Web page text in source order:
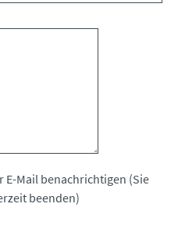
E-Mail benachrichtigen (Sie
beenden)